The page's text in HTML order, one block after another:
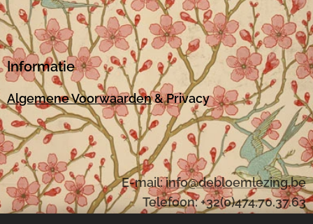
Informatie
Algemene Voorwaarden& Privacy
E-mail:info@debloemlezing.be
Telefoon: +32(0)474.70.37.63